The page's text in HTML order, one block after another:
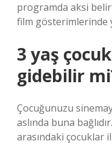
programda aksi
film gösterimlerinde
3 yaş
gidebilir
Çocuğunuzu
aslında buna
arasındaki çocuklar